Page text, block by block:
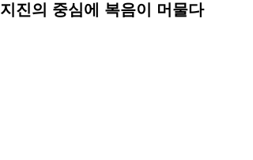
지진의 중심에 복음이 머물다